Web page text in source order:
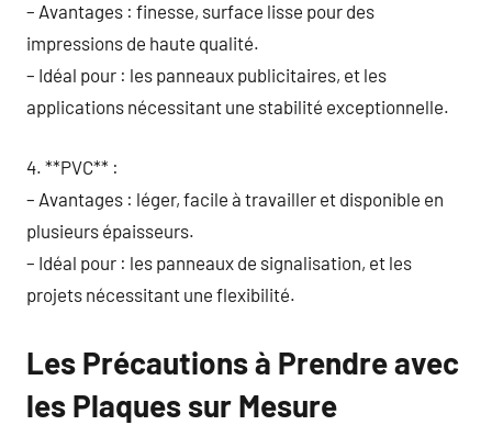
– Avantages : finesse, surface lisse pour des
impressions de haute qualité.
– Idéal pour : les panneaux publicitaires, et les
applications nécessitant une stabilité exceptionnelle.
4. **PVC** :
– Avantages : léger, facile à travailler et disponible en
plusieurs épaisseurs.
– Idéal pour : les panneaux de signalisation, et les
projets nécessitant une flexibilité.
Les Précautions à Prendre avec
les Plaques sur Mesure